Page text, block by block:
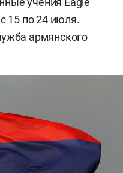
15 по 24 июля.
армянского